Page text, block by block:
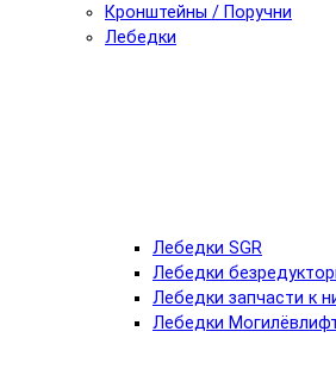
Кронштейны / Поручни
Лебедки
Лебедки SGR
Лебедки
Лебедки запчасти к
Лебедки